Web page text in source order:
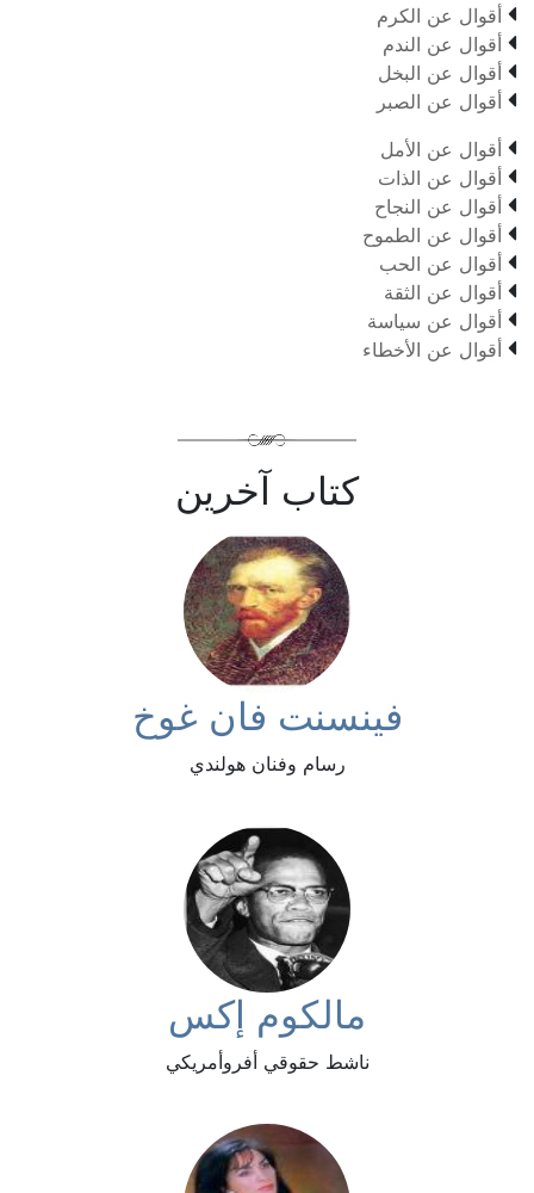
 أقوال عن الكرم
 أقوال عن الندم
 أقوال عن البخل
 أقوال عن الصبر
 أقوال عن الأمل
 أقوال عن الذات
 أقوال عن النجاح
 أقوال عن الطموح
 أقوال عن الحب
 أقوال عن الثقة
 أقوال عن سياسة
 أقوال عن الأخطاء
كتاب آخرين
فينسنت فان غوخ
رسام وفنان هولندي
مالكوم إكس
ناشط حقوقي أفروأمريكي